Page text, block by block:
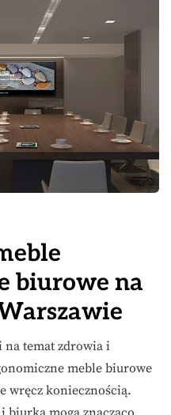
biurowe na
na temat zdrowia i
meble biurowe
wręcz koniecznością.